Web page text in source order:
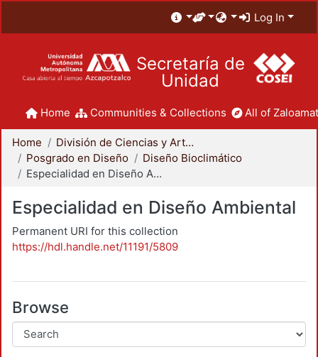
Log In
Secretaría de
Unidad
Home Communities & Collections All of
Home
División de Ciencias y Artes para el Diseño
Posgrado en Diseño
Diseño Bioclimático
Especialidad en Diseño Ambiental
Especialidad en Diseño Ambiental
Permanent URI for this collection
https://hdl.handle.net/11191/5809
Browse